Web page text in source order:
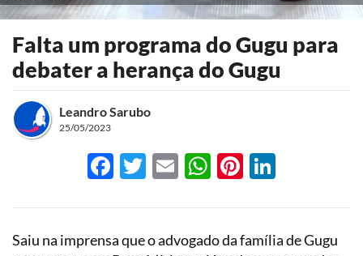
Falta um programa do Gugu para
debater a herança do Gugu
Leandro Sarubo
25/05/2023
Facebook
Twitter
EmailWhatsApp
Pinterest
Saiu na imprensa que o advogado da família de Gugu